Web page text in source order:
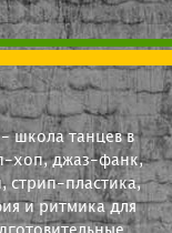
школа танцев в
хоп, джаз-фанк,
стрип-пластика,
и ритмика для